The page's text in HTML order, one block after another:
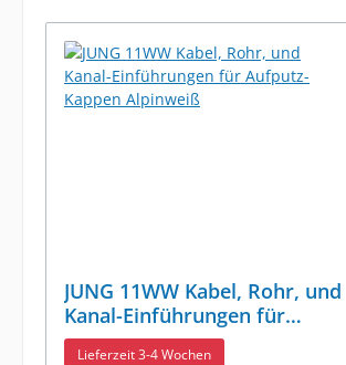
JUNG 11WW Kabel, Rohr, und
Kanal-Einführungen für
Aufputz-Kappen Alpinweiß
Lieferzeit 3-4 Wochen